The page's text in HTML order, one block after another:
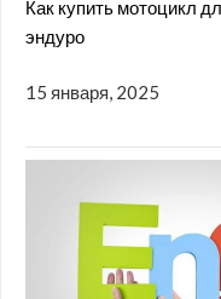
Как купить мотоцикл
эндуро
15 января, 2025